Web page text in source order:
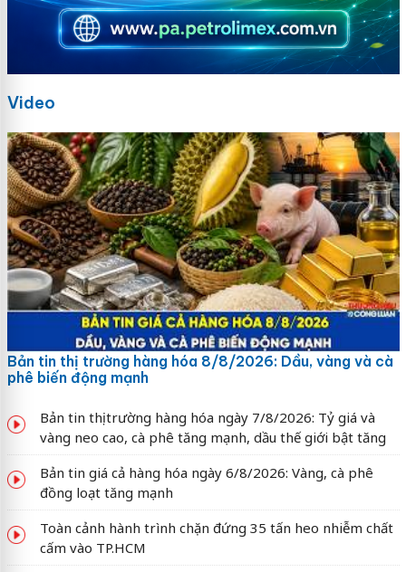
Video
Bản tin thị trường hàng hóa 8/8/2026: Dầu, vàng và cà
phê biến động mạnh
Bản tin thị trường hàng hóa ngày 7/8/2026: Tỷ giá và
vàng neo cao, cà phê tăng mạnh, dầu thế giới bật tăng
Bản tin giá cả hàng hóa ngày 6/8/2026: Vàng, cà phê
đồng loạt tăng mạnh
Toàn cảnh hành trình chặn đứng 35 tấn heo nhiễm chất
cấm vào TP.HCM